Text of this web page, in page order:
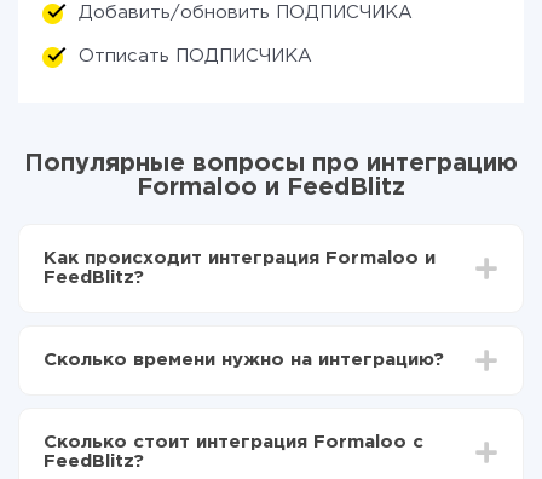
Добавить/обновить ПОДПИСЧИКА
Отписать ПОДПИСЧИКА
Популярные вопросы про интеграцию
Formaloo и FeedBlitz
Как происходит интеграция Formaloo и
FeedBlitz?
Выбираете какие данные передавать из Formaloo
Теперь данные будут автоматически
передаваться из Formaloo в FeedBlitz
Сколько времени нужно на интеграцию?
отличаться и составлять от 5-ти до 30-минут. В
среднем настройка занимает 10-15 минут.
Сколько стоит интеграция Formaloo с
FeedBlitz?